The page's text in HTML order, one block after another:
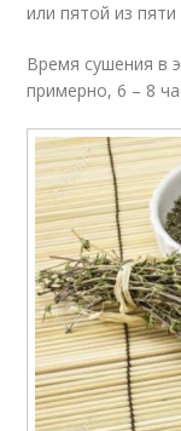
или пятой из пяти
Время сушения в
примерно, 6 – 8